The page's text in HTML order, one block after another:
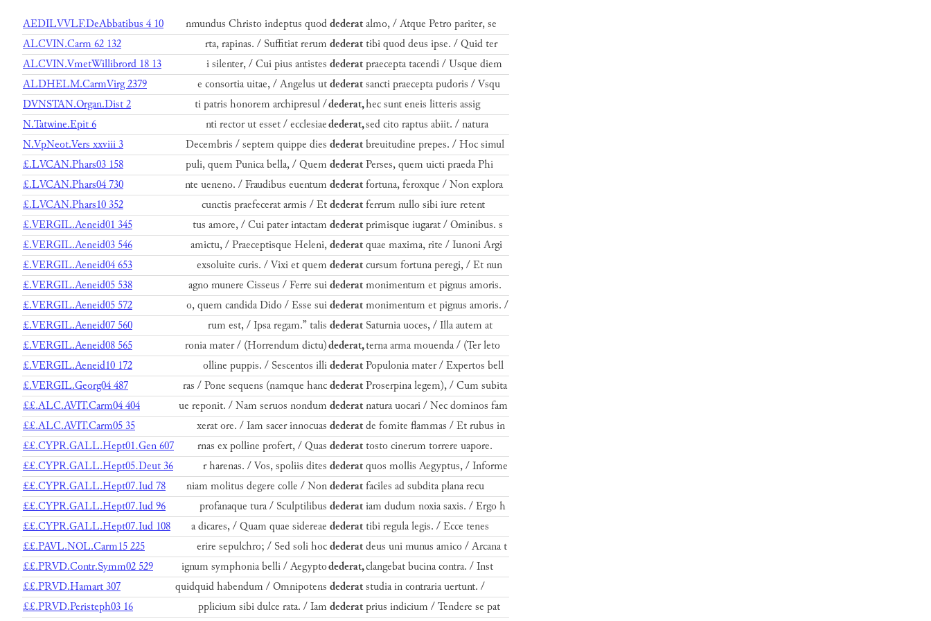
AEDILVVLF.DeAbbatibus 4 10
nmundus Christo indeptus quoddederatalmo, / Atque Petro pariter, se
ALCVIN.Carm 62 132
rta, rapinas. / Suffitiat rerum dederattibi quod deus ipse. / Quid ter
ALCVIN.VmetWillibrord 18 13
i silenter, / Cui pius antistes dederatpraecepta tacendi / Usque diem
ALDHELM.CarmVirg 2379
e consortia uitae, / Angelus utdederatsancti praecepta pudoris / Vsqu
DVNSTAN.Organ.Dist 2
ti patris honorem archipresul /dederat,hec sunt eneis litteris assig
N.Tatwine.Epit 6
nti rector ut esset / ecclesiaedederat,sed cito raptus abiit. / natura
N.VpNeot.Vers xxviii 3
Decembris / septem quippe dies dederatbreuitudine prepes. / Hoc simul
£.LVCAN.Phars03 158
puli, quem Punica bella, / Quem dederatPerses, quem uicti praeda Phi
£.LVCAN.Phars04 730
nte ueneno. / Fraudibus euentum dederatfortuna, feroxque / Non explora
£.LVCAN.Phars10 352
cunctis praefecerat armis / Etdederatferrum nullo sibi iure retent
£.VERGIL.Aeneid01 345
tus amore, / Cui pater intactam dederatprimisque iugarat / Ominibus. s
£.VERGIL.Aeneid03 546
amictu, / Praeceptisque Heleni,dederatquae maxima, rite / Iunoni Argi
£.VERGIL.Aeneid04 653
exsoluite curis. / Vixi et quem dederatcursum fortuna peregi, / Et nun
£.VERGIL.Aeneid05 538
agno munere Cisseus / Ferre suidederatmonimentum et pignus amoris.
£.VERGIL.Aeneid05 572
o, quem candida Dido / Esse suidederatmonimentum et pignus amoris. /
£.VERGIL.Aeneid07 560
rum est, / Ipsa regam.” talis dederat Saturnia uoces, / Illa autem at
£.VERGIL.Aeneid08 565
ronia mater / (Horrendum dictu)dederat,terna arma mouenda / (Ter leto
£.VERGIL.Aeneid10 172
olline puppis. / Sescentos illidederatPopulonia mater / Expertos bell
£.VERGIL.Georg04 487
ras / Pone sequens (namque hancdederatProserpina legem), / Cum subita
££.ALC.AVIT.Carm04 404
ue reponit. / Nam seruos nondum dederatnatura uocari / Nec dominos fam
££.ALC.AVIT.Carm05 35
xerat ore. / Iam sacer innocuas dederatde fomite flammas / Et rubus in
££.CYPR.GALL.Hept01.Gen 607
rnas ex polline profert, / Quas dederattosto cinerum torrere uapore.
££.CYPR.GALL.Hept05.Deut 36
r harenas. / Vos, spoliis dites dederatquos mollis Aegyptus, / Informe
££.CYPR.GALL.Hept07.Iud 78
niam molitus degere colle / Nondederatfaciles ad subdita plana recu
££.CYPR.GALL.Hept07.Iud 96
profanaque tura / Sculptilibus dederatiam dudum noxia saxis. / Ergo h
££.CYPR.GALL.Hept07.Iud 108
a dicares, / Quam quae sidereae dederattibi regula legis. / Ecce tenes
££.PAVL.NOL.Carm15 225
erire sepulchro; / Sed soli hocdederatdeus uni munus amico / Arcana t
££.PRVD.Contr.Symm02 529
ignum symphonia belli / Aegyptodederat,clangebat bucina contra. / Inst
££.PRVD.Hamart 307
quidquid habendum / Omnipotens dederatstudia in contraria uertunt. /
££.PRVD.Peristeph03 16
pplicium sibi dulce rata. / Iam dederatprius indicium / Tendere se pat